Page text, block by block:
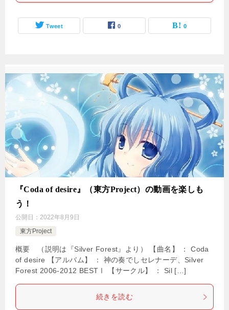
Tweet 0 0
『Coda of desire』（東方Project）の動画を楽しも
う！
公開日： 2022年8月9日
東方Project
概要 （説明は『Silver Forest』より） 【曲名】 ： Coda
of desire 【アルバム】 ： 神の奏でしセレナーデ、Silver
Forest 2006-2012 BESTⅠ 【サークル】 ： Sil […]
続きを読む